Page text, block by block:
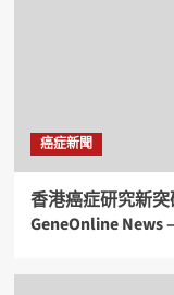
癌症新聞
香港癌症研究新
GeneOnline News